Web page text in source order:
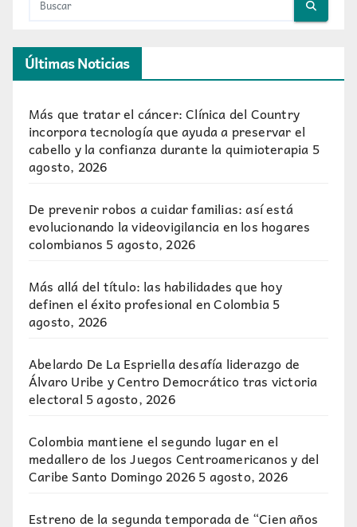
Últimas Noticias
Más que tratar el cáncer: Clínica del Country
incorpora tecnología que ayuda a preservar el
cabello y la confianza durante la quimioterapia 5
agosto, 2026
De prevenir robos a cuidar familias: así está
evolucionando la videovigilancia en los hogares
colombianos 5 agosto, 2026
Más allá del título: las habilidades que hoy
definen el éxito profesional en Colombia5
agosto, 2026
Abelardo De La Espriella desafía liderazgo de
Álvaro Uribe y Centro Democrático tras victoria
electoral 5 agosto, 2026
Colombia mantiene el segundo lugar en el
medallero de los Juegos Centroamericanos y del
Caribe Santo Domingo 20265 agosto, 2026
Estreno de la segunda temporada de “Cien años